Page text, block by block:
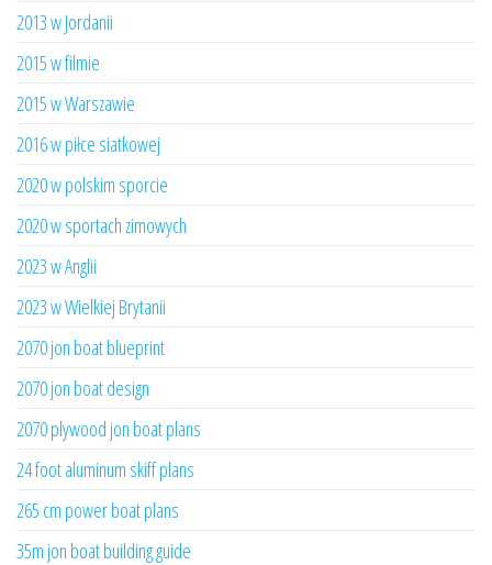
2013 w Jordanii
2015 w filmie
2015 w Warszawie
2016 w piłce siatkowej
2020 w polskim sporcie
2020 w sportach zimowych
2023 w Anglii
2023 w Wielkiej Brytanii
2070 jon boat blueprint
2070 jon boat design
2070 plywood jon boat plans
24 foot aluminum skiff plans
265 cm power boat plans
35m jon boat building guide